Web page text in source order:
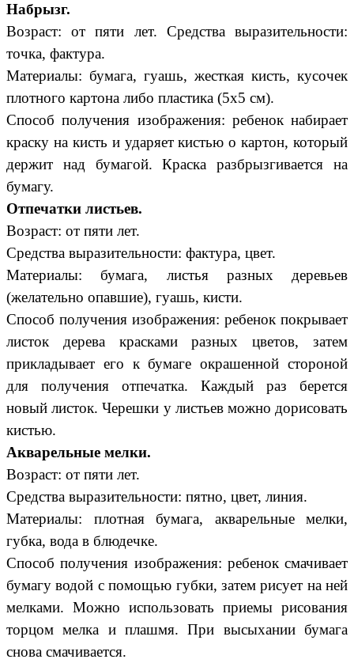
Набрызг.
Возраст: от пяти лет. Средства выразительности:
точка, фактура.
Материалы: бумага, гуашь, жесткая кисть, кусочек
плотного картона либо пластика (5x5 см).
Способ получения изображения: ребенок набирает
краску на кисть и ударяет кистью о картон, который
держит над бумагой. Краска разбрызгивается на
бумагу.
Отпечатки листьев.
Возраст: от пяти лет.
Средства выразительности: фактура, цвет.
Материалы: бумага, листья разных деревьев
(желательно опавшие), гуашь, кисти.
Способ получения изображения: ребенок покрывает
листок дерева красками разных цветов, затем
прикладывает его к бумаге окрашенной стороной
для получения отпечатка. Каждый раз берется
новый листок. Черешки у листьев можно дорисовать
кистью.
Акварельные мелки.
Возраст: от пяти лет.
Средства выразительности: пятно, цвет, линия.
Материалы: плотная бумага, акварельные мелки,
губка, вода в блюдечке.
Способ получения изображения: ребенок смачивает
бумагу водой с помощью губки, затем рисует на ней
мелками. Можно использовать приемы рисования
торцом мелка и плашмя. При высыхании бумага
снова смачивается.